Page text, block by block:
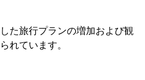
た旅行プランの増加および観
れています。